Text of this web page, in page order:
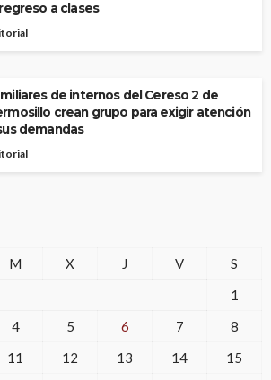
a clases
de internos del Cereso 2 de
crean grupo para exigir atención
demandas
M X J V
S
1
4 5 6 7
8
11 12 13 14
15